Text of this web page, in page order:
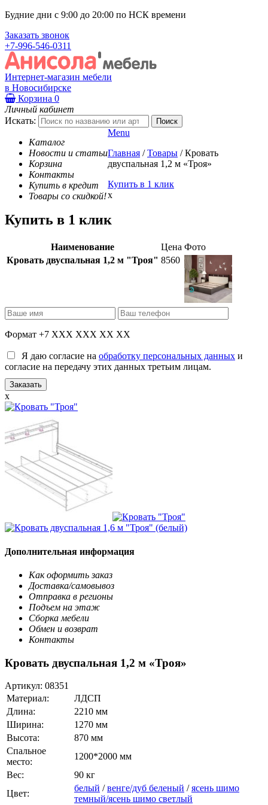
Будние дни с 9:00 до 20:00 по НСК времени
Заказать звонок
+7-996-546-0311
Интернет-магазин мебели
в Новосибирске
Корзина 0
Личный кабинет
Искать:
Каталог
Новости и статьи
Корзина
Контакты
Купить в кредит
Товары со скидкой!
Menu
Главная / Товары / Кровать
двуспальная 1,2 м «Троя»
Купить в 1 клик
x
Купить в 1 клик
Наименование Цена Фото
Кровать двуспальная 1,2 м "Троя" 8560
Формат +7 XXX XXX XX XX
Я даю согласие на обработку персональных данных и
согласие на передачу этих данных третьим лицам.
x
Дополнительная информация
Как оформить заказ
Доставка/самовывоз
Отправка в регионы
Подъем на этаж
Сборка мебели
Обмен и возврат
Контакты
Кровать двуспальная 1,2 м «Троя»
Артикул: 08351
Материал:
ЛДСП
Длина:
2210 мм
Ширина:
1270 мм
Высота:
870 мм
Спальное
место:
1200*2000 мм
Вес:
90 кг
Цвет:
белый /венге/дуб беленый /ясень шимо
темный/ясень шимо светлый